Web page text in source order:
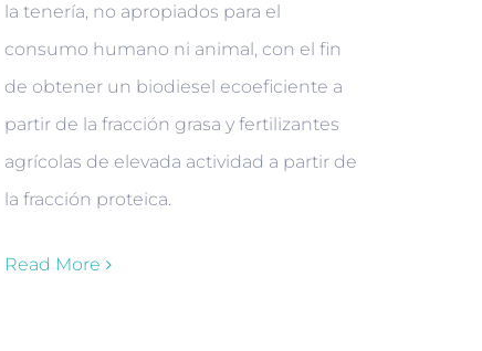
la tenería, no apropiados para el
consumo humano ni animal, con el fin
de obtener un biodiesel ecoeficiente a
partir de la fracción grasa y fertilizantes
agrícolas de elevada actividad a partir de
la fracción proteica.
Read More